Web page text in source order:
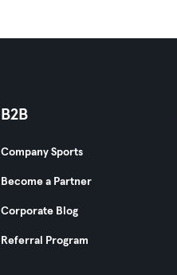
B2B
Company Sports
Become a Partner
Corporate Blog
Referral Program